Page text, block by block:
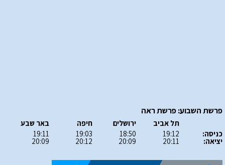
פרשת השבוע: פרשת ראה
כניסה:
יציאה:
תל אביב
19:12
20:11
ירושלים
18:50
20:09
חיפה
19:03
20:12
באר שבע
19:11
20:09